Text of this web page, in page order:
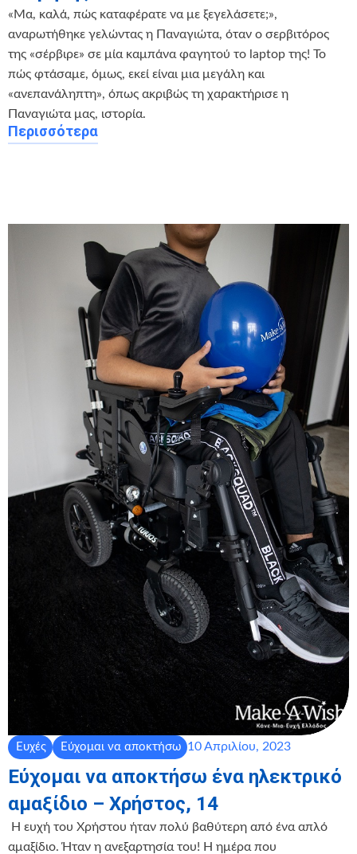
«Μα, καλά, πώς καταφέρατε να με ξεγελάσετε;»,
αναρωτήθηκε γελώντας η Παναγιώτα, όταν ο σερβιτόρος
της «σέρβιρε» σε μία καμπάνα φαγητού το laptop της! Το
πώς φτάσαμε, όμως, εκεί είναι μια μεγάλη και
«ανεπανάληπτη», όπως ακριβώς τη χαρακτήρισε η
Παναγιώτα μας, ιστορία.
Περισσότερα
Ευχές Εύχομαι να αποκτήσω 10 Απριλίου, 2023
Εύχομαι να αποκτήσω ένα ηλεκτρικό
αμαξίδιο – Χρήστος, 14
‍ Η ευχή του Χρήστου ήταν πολύ βαθύτερη από ένα απλό
αμαξίδιο. Ήταν η ανεξαρτησία του! Η ημέρα που